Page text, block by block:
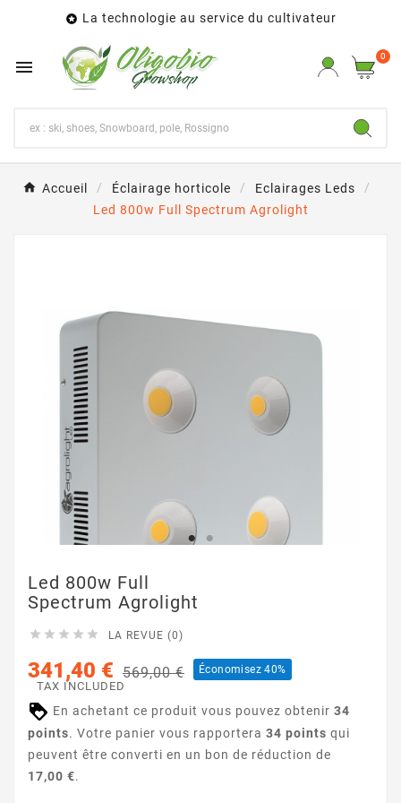
 La technologie au service du cultivateur

0
Accueil Éclairage horticole
Eclairages Leds
Led 800w Full Spectrum Agrolight
Led 800w Full
Spectrum Agrolight
     LA REVUE (0)
341,40 € 569,00 € Économisez 40%
TAX INCLUDED
En achetant ce produit vous pouvez obtenir 34
points. Votre panier vous rapportera 34 points qui
peuvent être converti en un bon de réduction de
17,00 €.